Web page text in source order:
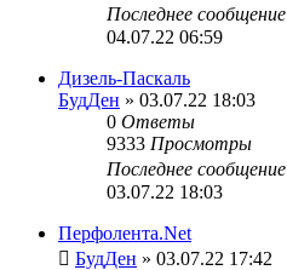
Последнее сообщение
04.07.22 06:59
Дизель-Паскаль
БудДен » 03.07.22 18:03
0 Ответы
9333 Просмотры
Последнее сообщение
03.07.22 18:03
Перфолента.Net
БудДен » 03.07.22 17:42